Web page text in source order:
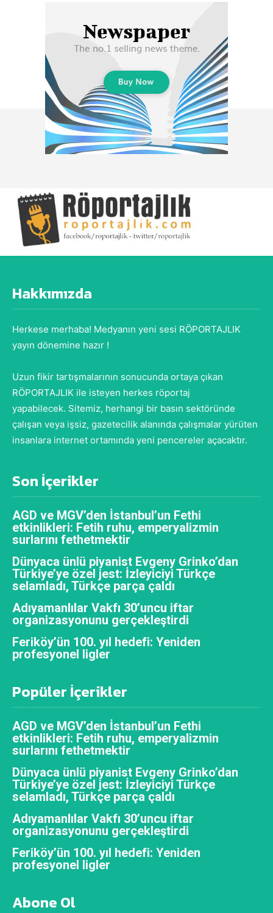
Hakkımızda
Herkese merhaba! Medyanın yeni sesi RÖPORTAJLIK
yayın dönemine hazır !
Uzun fikir tartışmalarının sonucunda ortaya çıkan
RÖPORTAJLIK ile isteyen herkes röportaj
yapabilecek. Sitemiz, herhangi bir basın sektöründe
çalışan veya işsiz, gazetecilik alanında çalışmalar yürüten
insanlara internet ortamında yeni pencereler açacaktır.
Son İçerikler
AGD ve MGV’den İstanbul’un Fethi
etkinlikleri: Fetih ruhu, emperyalizmin
surlarını fethetmektir
Dünyaca ünlü piyanist Evgeny Grinko’dan
Türkiye’ye özel jest: İzleyiciyi Türkçe
selamladı, Türkçe parça çaldı
Adıyamanlılar Vakfı 30’uncu iftar
organizasyonunu gerçekleştirdi
Feriköy’ün 100. yıl hedefi: Yeniden
profesyonel ligler
Popüler İçerikler
AGD ve MGV’den İstanbul’un Fethi
etkinlikleri: Fetih ruhu, emperyalizmin
surlarını fethetmektir
Dünyaca ünlü piyanist Evgeny Grinko’dan
Türkiye’ye özel jest: İzleyiciyi Türkçe
selamladı, Türkçe parça çaldı
Adıyamanlılar Vakfı 30’uncu iftar
organizasyonunu gerçekleştirdi
Feriköy’ün 100. yıl hedefi: Yeniden
profesyonel ligler
Abone Ol